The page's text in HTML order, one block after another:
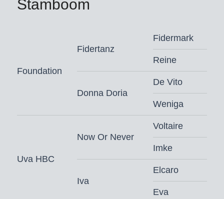
Stamboom
Foundation
Fidertanz
Fidermark
Reine
Donna Doria
De Vito
Weniga
Uva HBC
Now Or Never
Voltaire
Imke
Iva
Elcaro
Eva